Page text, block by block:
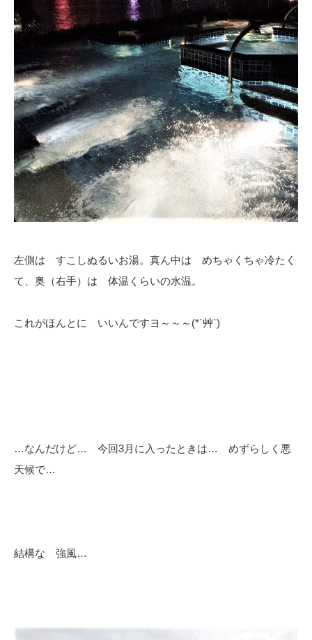
左側は すこしぬるいお湯。真ん中は めちゃくちゃ冷たく
て、奥（右手）は 体温くらいの水温。
これがほんとに いいんですヨ～～～(*´艸`)
…なんだけど… 今回3月に入ったときは… めずらしく悪
天候で…
結構な 強風…